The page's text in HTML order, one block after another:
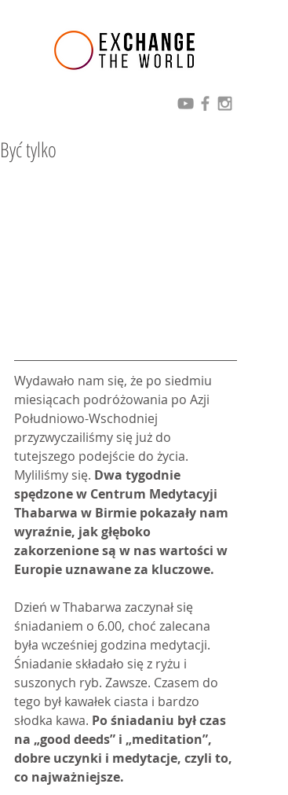
Być tylko
Wydawało nam się, że po siedmiu
miesiącach podróżowania po Azji
Południowo-Wschodniej
przyzwyczailiśmy się już do
tutejszego podejście do życia.
Myliliśmy się. Dwa tygodnie
spędzone w Centrum Medytacyji
Thabarwa w Birmie pokazały nam
wyraźnie, jak głęboko
zakorzenione są w nas wartości w
Europie uznawane za kluczowe.
Dzień w Thabarwa zaczynał się
śniadaniem o 6.00, choć zalecana
była wcześniej godzina medytacji.
Śniadanie składało się z ryżu i
suszonych ryb. Zawsze. Czasem do
tego był kawałek ciasta i bardzo
słodka kawa. Po śniadaniu był czas
na „good deeds” i „meditation”,
dobre uczynki i medytacje, czyli to,
co najważniejsze.